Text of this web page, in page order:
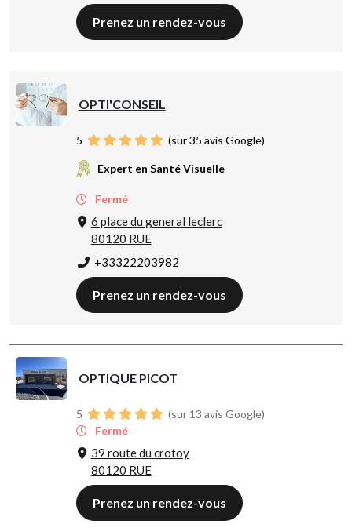
Prenez un rendez-vous
OPTI'CONSEIL
5 (sur 35 avis Google)
Expert en Santé Visuelle
Fermé
6 place du general leclerc
80120 RUE
+33322203982
Prenez un rendez-vous
OPTIQUE PICOT
5
(sur 13 avis Google)
Fermé
39 route du crotoy
80120 RUE
Prenez un rendez-vous